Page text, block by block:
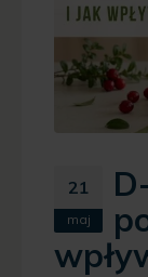
21
maj